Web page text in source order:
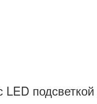
подсветкой